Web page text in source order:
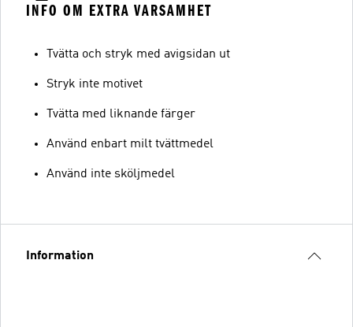
INFO OM EXTRA VARSAMHET
Tvätta och stryk med avigsidan ut
Stryk inte motivet
Tvätta med liknande färger
Använd enbart milt tvättmedel
Använd inte sköljmedel
Information